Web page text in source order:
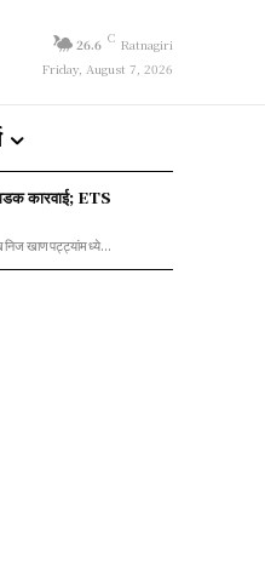
26.6 C Ratnagiri
Friday, August 7, 2026
कारवाई; ETS
खनिज खाणपट्ट्यांमध्ये...